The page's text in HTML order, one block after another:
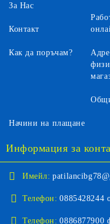
За Нас
Контакт
Как да поръчам?
Начини на плащане
Информация за
Имейл:
Телефон: 0885428244
Телефон: 0886877900